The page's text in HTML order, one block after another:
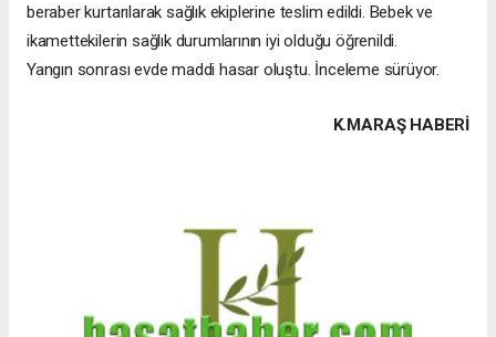
beraber kurtarılarak sağlık ekiplerine teslim edildi. Bebek ve
ikamettekilerin sağlık durumlarının iyi olduğu öğrenildi.
Yangın sonrası evde maddi hasar oluştu. İnceleme sürüyor.
K.MARAŞ HABERİ